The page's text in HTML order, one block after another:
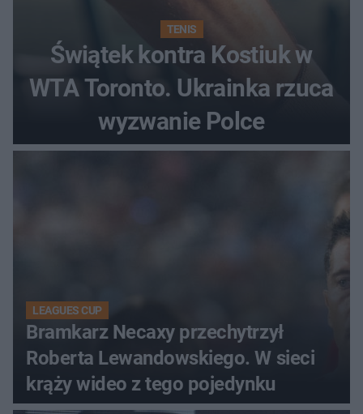
TENIS
Świątek kontra Kostiuk w
WTA Toronto. Ukrainka rzuca
wyzwanie Polce
LEAGUES CUP
Bramkarz Necaxy przechytrzył
Roberta Lewandowskiego. W sieci
krąży wideo z tego pojedynku